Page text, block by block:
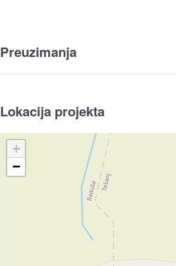
Preuzimanja
Lokacija projekta
+
−